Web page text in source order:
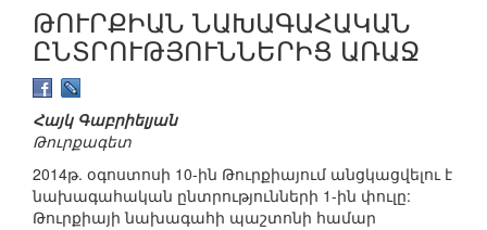
ԹՈՒՐՔԻԱՆ ՆԱԽԱԳԱՀԱԿԱՆ
ԸՆՏՐՈՒԹՅՈՒՆՆԵՐԻՑ ԱՌԱՋ
Հայկ Գաբրիելյան
Թուրքագետ
2014թ. օգոստոսի 10-ին Թուրքիայում անցկացվելու է
նախագահական ընտրությունների 1-ին փուլը:
Թուրքիայի նախագահի պաշտոնի համար